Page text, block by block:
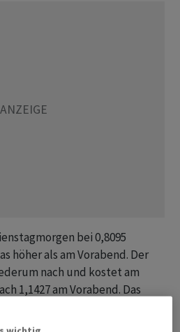
bei 0,8095
höher als am Vorabend. Der
nach und kostet am
1,1427 am Vorabend. Das